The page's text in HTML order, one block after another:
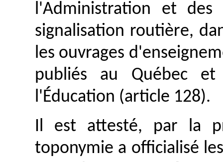
l'Administration et des
signalisation routière,
les ouvrages
publiés au Québec
l'Éducation (article 128).
Il est attesté, par la
toponymie a officialisé